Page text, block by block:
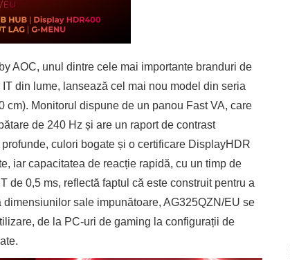
AOC, unul dintre cele mai importante branduri de
din lume, lansează cel mai nou model din seria
cm). Monitorul dispune de un panou Fast VA, care
de 240 Hz și are un raport de contrast
culori bogate și o certificare DisplayHDR
iar capacitatea de reacție rapidă, cu un timp de
de 0,5 ms, reflectă faptul că este construit pentru a
sale impunătoare, AG325QZN/EU se
de la PC-uri de gaming la configurații de